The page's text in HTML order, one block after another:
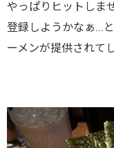
やっぱりヒットしま
登録しようかなぁ…
ーメンが提供されて